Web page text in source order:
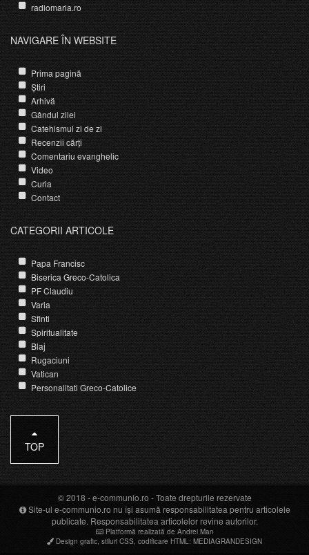
radiomaria.ro
NAVIGARE ÎN WEBSITE
Prima pagină
Știri
Arhivă
Gândul zilei
Catehismul zi de zi
Recenzii cărți
Comentariu evanghelic
Video
Curia
Contact
CATEGORII ARTICOLE
Papa Francisc
Biserica Greco-Catolica
PF Claudiu
Varia
Sfinti
Spiritualitate
Blaj
Rugaciuni
Vatican
Personalitati Greco-Catolice
TOP
© 2018 -e-communio.ro - Toate drepturile rezervate
Site-ul e-communio.ro nu își asumă responsabilitatea pentru articolele
publicate. Responsabilitatea articolelor revine autorilor.
Platformă realizată de Andrei Man
Design grafic stiluri CSS codificare HTML : MEDIAGRANDESIGN